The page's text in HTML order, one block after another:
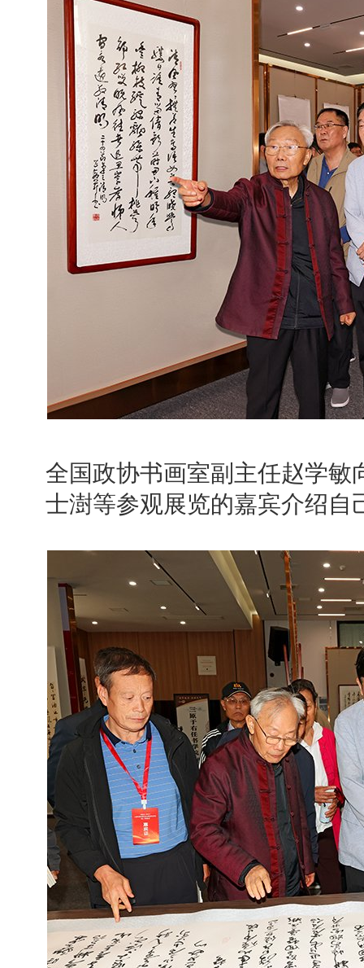
全国政协书画室副主任赵学敏
士澍等参观展览的嘉宾介绍自